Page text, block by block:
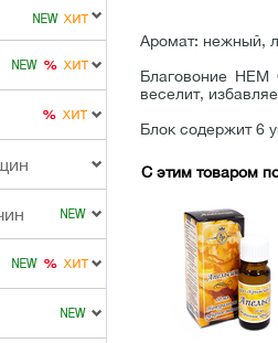
Аромат: нежный,
Благовоние
веселит,
Блок содержит 6
С этим товаром